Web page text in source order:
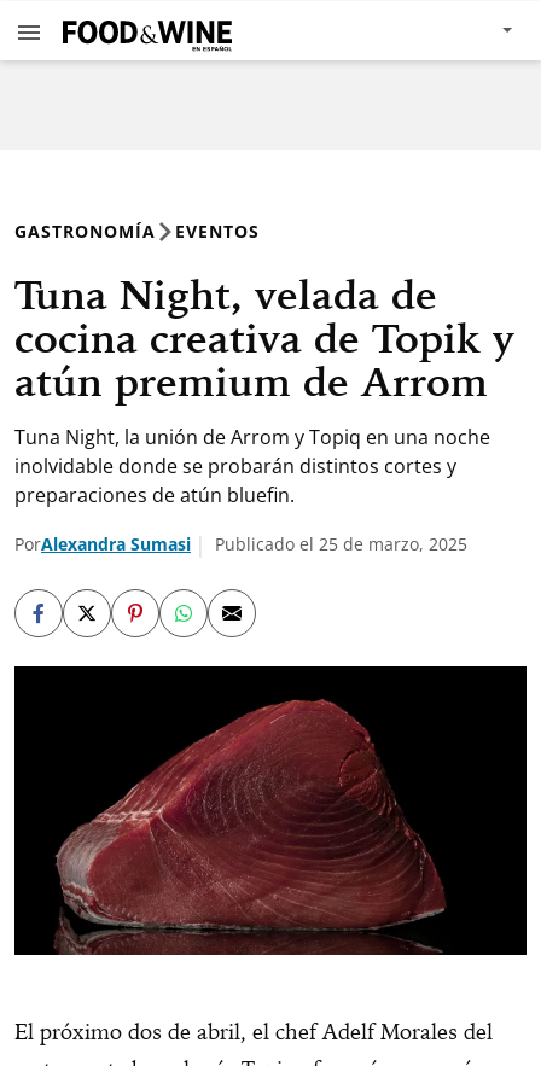
GASTRONOMÍA EVENTOS
Tuna Night, velada de
cocina creativa de Topik y
atún premium de Arrom
Tuna Night, la unión de Arrom y Topiq en una noche
inolvidable donde se probarán distintos cortes y
preparaciones de atún bluefin.
PorAlexandra Sumasi Publicado el 25 de marzo, 2025
El próximo dos de abril, el chef Adelf Morales del